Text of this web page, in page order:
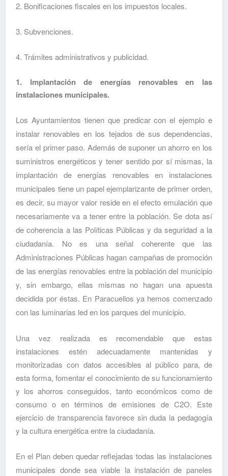
2. Bonificaciones fiscales en los impuestos locales.
3. Subvenciones.
4. Trámites administrativos y publicidad.
1. Implantación de energías renovables en las
instalaciones municipales.
Los Ayuntamientos tienen que predicar con el ejemplo e
instalar renovables en los tejados de sus dependencias,
sería el primer paso. Además de suponer un ahorro en los
suministros energéticos y tener sentido por sí mismas, la
implantación de energías renovables en instalaciones
municipales tiene un papel ejemplarizante de primer orden,
es decir, su mayor valor reside en el efecto emulación que
necesariamente va a tener entre la población. Se dota así
de coherencia a las Políticas Públicas y da seguridad a la
ciudadanía. No es una señal coherente que las
Administraciones Públicas hagan campañas de promoción
de las energías renovables entre la población del municipio
y, sin embargo, ellas mismas no hagan una apuesta
decidida por éstas. En Paracuellos ya hemos comenzado
con las luminarias led en los parques del municipio.
Una vez realizada es recomendable que estas
instalaciones estén adecuadamente mantenidas y
monitorizadas con datos accesibles al público para, de
esta forma, fomentar el conocimiento de su funcionamiento
y los ahorros conseguidos, tanto económicos como de
consumo o en términos de emisiones de C2O. Este
ejercicio de transparencia favorece sin duda la pedagogía
y la cultura energética entre la ciudadanía.
En el Plan deben quedar reflejadas todas las instalaciones
municipales donde sea viable la instalación de paneles